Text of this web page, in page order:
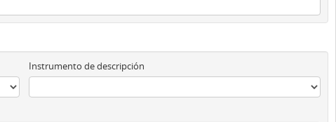
Instrumento de descripción